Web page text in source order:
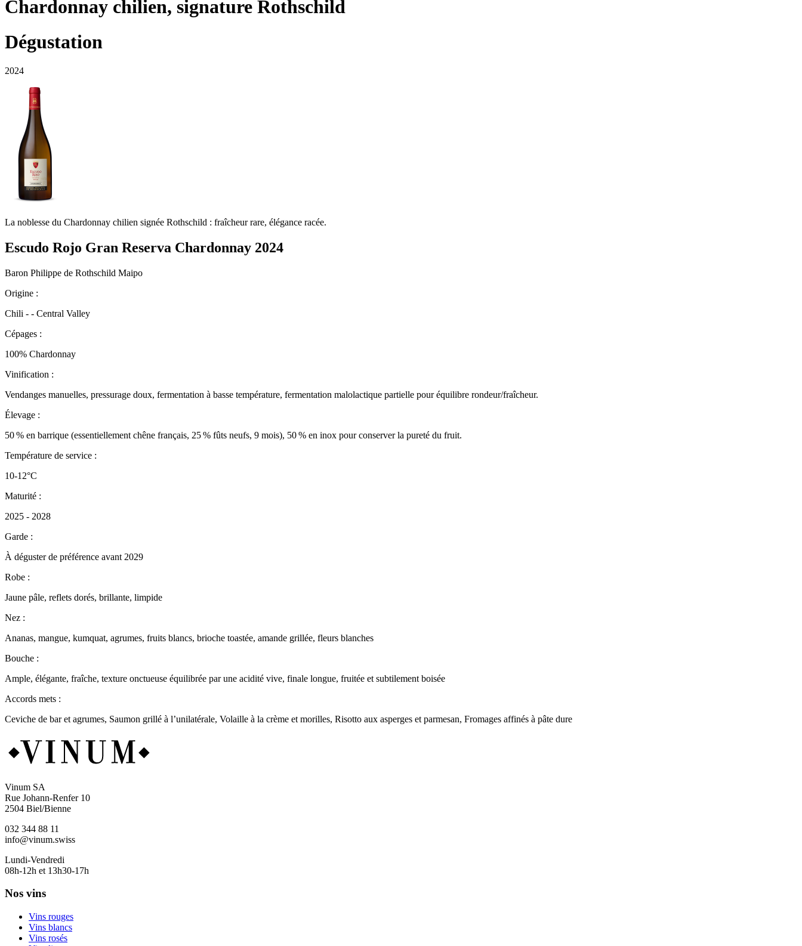
Chardonnay chilien, signature Rothschild
Dégustation
2024
La noblesse du Chardonnay chilien signée Rothschild : fraîcheur rare, élégance racée.
Escudo Rojo Gran Reserva Chardonnay 2024
Baron Philippe de Rothschild Maipo
Origine :
Chili - - Central Valley
Cépages :
100% Chardonnay
Vinification :
Vendanges manuelles, pressurage doux, fermentation à basse température, fermentation malolactique partielle pour équilibre rondeur/fraîcheur.
Élevage :
50 % en barrique (essentiellement chêne français, 25 % fûts neufs, 9 mois), 50 % en inox pour conserver la pureté du fruit.
Température de service :
10-12°C
Maturité :
2025 - 2028
Garde :
À déguster de préférence avant 2029
Robe :
Jaune pâle, reflets dorés, brillante, limpide
Nez :
Ananas, mangue, kumquat, agrumes, fruits blancs, brioche toastée, amande grillée, fleurs blanches
Bouche :
Ample, élégante, fraîche, texture onctueuse équilibrée par une acidité vive, finale longue, fruitée et subtilement boisée
Accords mets :
Ceviche de bar et agrumes, Saumon grillé à l’unilatérale, Volaille à la crème et morilles, Risotto aux asperges et parmesan, Fromages affinés à pâte dure
Vinum SA
Rue Johann-Renfer 10
2504 Biel/Bienne
032 344 88 11
info@vinum.swiss
Lundi-Vendredi
08h-12h et 13h30-17h
Nos vins
Vins rouges
Vins blancs
Vins rosés